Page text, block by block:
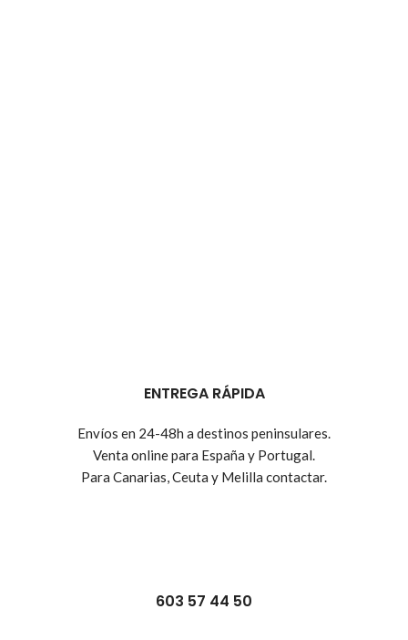
ENTREGA RÁPIDA
Envíos en 24-48h a destinos peninsulares.
Venta online para España y Portugal.
Para Canarias, Ceuta y Melilla contactar.
603 57 44 50